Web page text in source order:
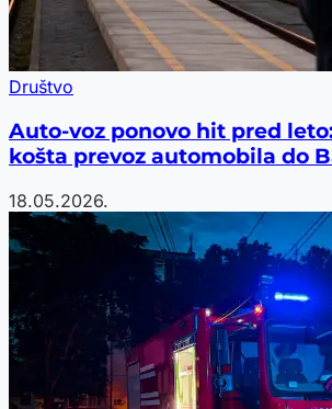
Društvo
Auto-voz ponovo hit pred
košta prevoz automobila do
18.05.2026.